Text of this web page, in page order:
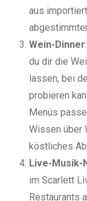
aus
Wein-Dinner
du dir die
lassen, bei
probieren
Menüs
Wissen über
köstliches
Live-Musik-
im Scarlett
Restaurants